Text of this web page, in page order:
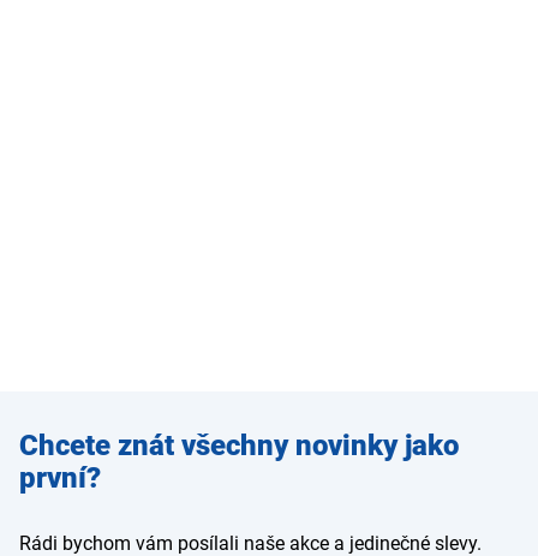
Zadejte
e-mail
Chcete znát všechny novinky jako
první?
Rádi bychom vám posílali naše akce a jedinečné slevy.